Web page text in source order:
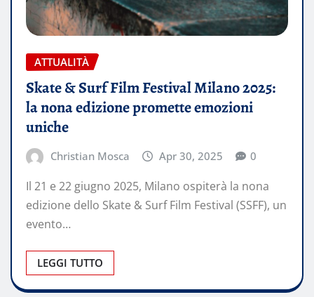
ATTUALITÀ
Skate & Surf Film Festival Milano 2025:
la nona edizione promette emozioni
uniche
Christian Mosca Apr 30, 2025 0
Il 21 e 22 giugno 2025, Milano ospiterà la nona
edizione dello Skate & Surf Film Festival (SSFF), un
evento…
LEGGI TUTTO